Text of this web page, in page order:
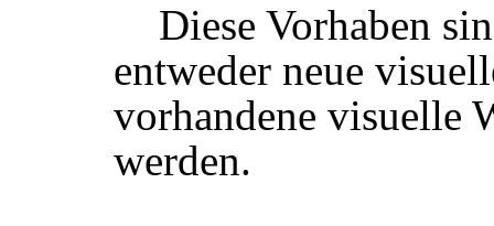
Diese Vorhaben
entweder neue
vorhan­dene visuelle
werden.